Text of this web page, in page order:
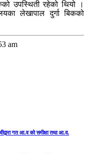
उपस्थिती रहेको थियो ।
लेखापाल दुर्गा बिकको
am
गत आ.व को समीक्षा तथा आ.व.